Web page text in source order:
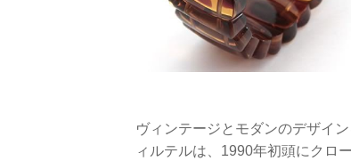
ヴィンテージとモダンのデザイ
ィルテルは、1990年初頭にクロ